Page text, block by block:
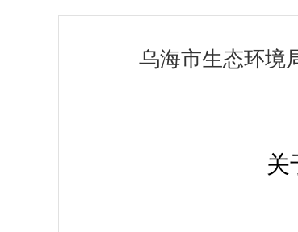
乌海市生态环境
关